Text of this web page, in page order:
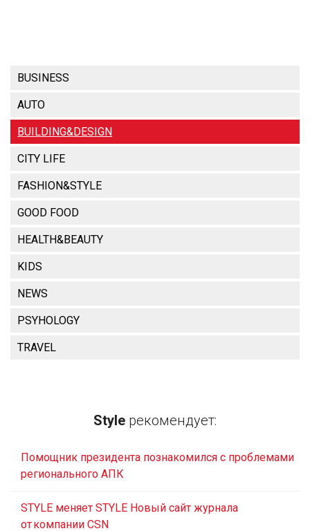
BUSINESS
AUTO
BUILDING&DESIGN
CITY LIFE
FASHION&STYLE
GOOD FOOD
HEALTH&BEAUTY
KIDS
NEWS
PSYHOLOGY
TRAVEL
Style рекомендует:
Помощник президента познакомился с проблемами
регионального АПК
STYLE меняет STYLE Новый сайт журнала
от компании CSN